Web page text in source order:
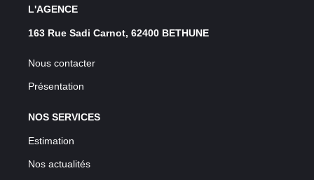
L'AGENCE
163 Rue Sadi Carnot, 62400 BETHUNE
Nous contacter
Présentation
NOS SERVICES
Estimation
Nos actualités